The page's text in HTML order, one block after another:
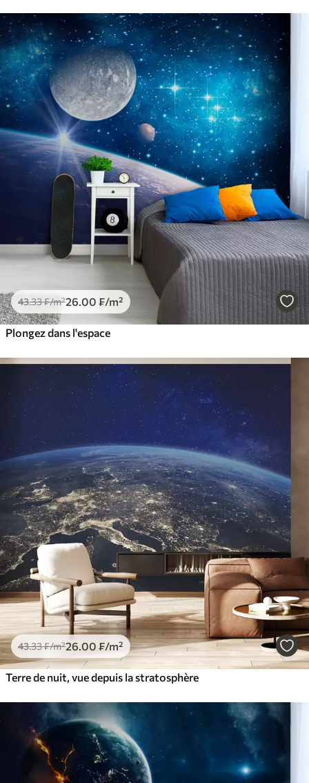
43.33₣/m²26.00 ₣/m²
Plongez dans l'espace
43.33₣/m²26.00 ₣/m²
Terre de nuit, vue depuis la stratosphère